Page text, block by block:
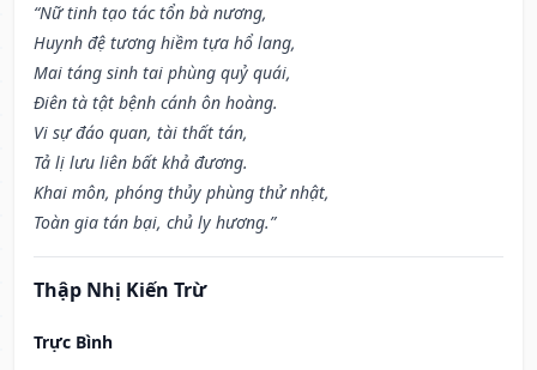
“Nữ tinh tạo tác tổn bà nương,
Huynh đệ tương hiềm tựa hổ lang,
Mai táng sinh tai phùng quỷ quái,
Điên tà tật bệnh cánh ôn hoàng.
Vi sự đáo quan, tài thất tán,
Tả lị lưu liên bất khả đương.
Khai môn, phóng thủy phùng thử nhật,
Toàn gia tán bại, chủ ly hương.”
Thập Nhị Kiến Trừ
Trực Bình